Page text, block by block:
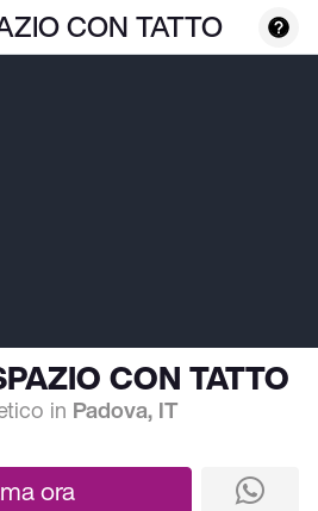
CON TATTO
CON TATTO
in Padova, IT
ora